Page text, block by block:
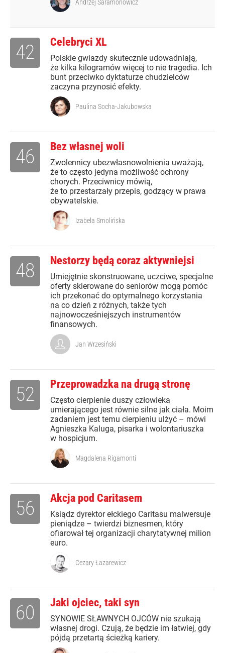
Andrzej Saramonowicz
Celebryci XL
Polskie gwiazdy skutecznie udowadniają,
że kilka kilogramów więcej to nie tragedia. Ich
bunt przeciwko dyktaturze chudzielców
zaczyna przynosić efekty.
42
Paulina Socha-Jakubowska
Bez własnej woli
Zwolennicy ubezwłasnowolnienia uważają,
że to często jedyna możliwość ochrony
chorych. Przeciwnicy mówią,
że to przestarzały przepis, godzący w prawa
obywatelskie.
46
Izabela Smolińska
Nestorzy będą coraz aktywniejsi
Umiejętnie skonstruowane, uczciwe, specjalne
oferty skierowane do seniorów mogą pomóc
ich przekonać do optymalnego korzystania
na co dzień z różnych, także tych
najnowocześniejszych instrumentów
finansowych.
48
Jan Wrzesiński
Przeprowadzka na drugą stronę
Często cierpienie duszy człowieka
umierającego jest równie silne jak ciała. Moim
zadaniem jest temu cierpieniu ulżyć – mówi
Agnieszka Kaluga, pisarka i wolontariuszka
w hospicjum.
52
Magdalena Rigamonti
Akcja pod Caritasem
Ksiądz dyrektor ełckiego Caritasu malwersuje
pieniądze – twierdzi biznesmen, który
ofiarował tej organizacji charytatywnej milion
euro.
56
Cezary Łazarewicz
Jaki ojciec, taki syn
SYNOWIE SŁAWNYCH OJCÓW nie szukają
własnej drogi. Czują, że będzie im łatwiej, gdy
pójdą przetartą ścieżką kariery.
60